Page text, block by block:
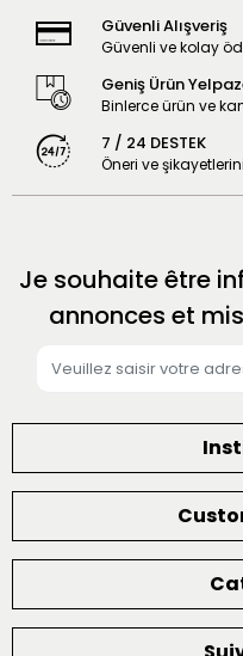
Güvenli Alışveriş
Güvenli ve kolay
Geniş Ürün
Binlerce ürün ve
7 / 24 DESTEK
Öneri ve
Je souhaite être
annonces et